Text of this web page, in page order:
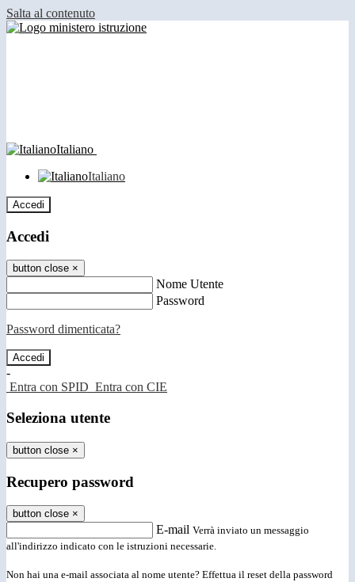
Salta al contenuto
Italiano
Italiano
Accedi
Accedi
button close ×
Nome Utente
Password
Password dimenticata?
-
Entra con SPID Entra con CIE
Seleziona utente
button close ×
Recupero password
button close ×
E-mail Verrà inviato un messaggio
all'indirizzo indicato con le istruzioni necessarie.
Non hai una e-mail associata al nome utente? Effettua il reset della password